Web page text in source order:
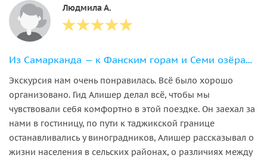
Людмила А.
Из Самарканда — к Фанским горам и Семи озёрам в Таджикистане
Экскурсия нам очень понравилась. Всё было хорошо
организовано. Гид Алишер делал всё, чтобы мы
чувствовали себя комфортно в этой поездке. Он заехал за
нами в гостиницу, по пути к таджикской границе
останавливались у виноградников, Алишер рассказывал о
жизни населения в сельских районах, о различиях между